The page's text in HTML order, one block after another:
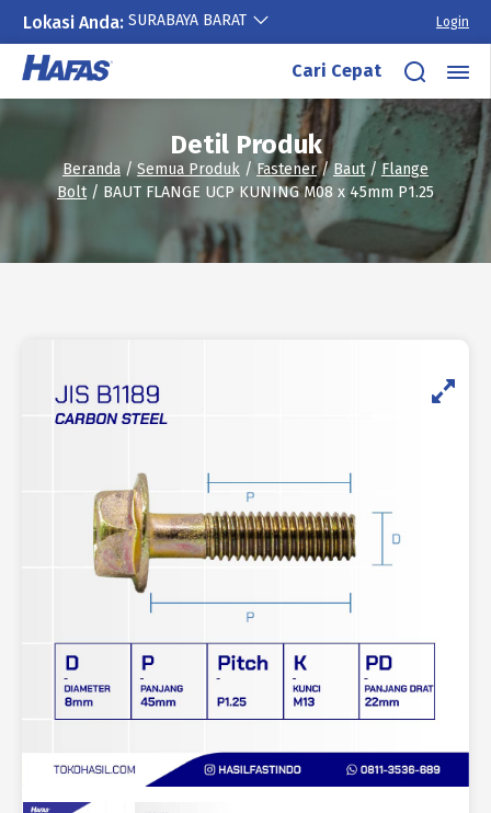
Lokasi Anda: SURABAYA BARAT Login
Lewati
konten
Cari Cepat
Detil Produk
Beranda/ Semua Produk / Fastener/Baut/ Flange
Bolt/ BAUT FLANGE UCP KUNING M08 x 45mm P1.25